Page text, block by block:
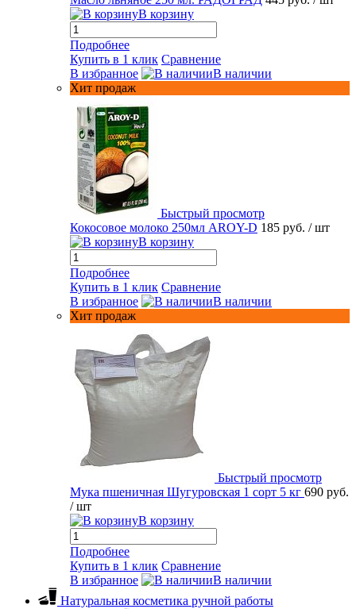
В корзину
Подробнее
Купить в 1 клик Сравнение
В избранное
В наличии
Хит продаж
Быстрый просмотр
Кокосовое молоко 250мл AROY-D 185 руб. / шт
В корзину
Подробнее
Купить в 1 клик Сравнение
В избранное
В наличии
Хит продаж
Быстрый просмотр
Мука пшеничная Шугуровская 1 сорт 5 кг 690 руб.
/ шт
В корзину
Подробнее
Купить в 1 клик Сравнение
В избранное
В наличии
Натуральная косметика ручной работы